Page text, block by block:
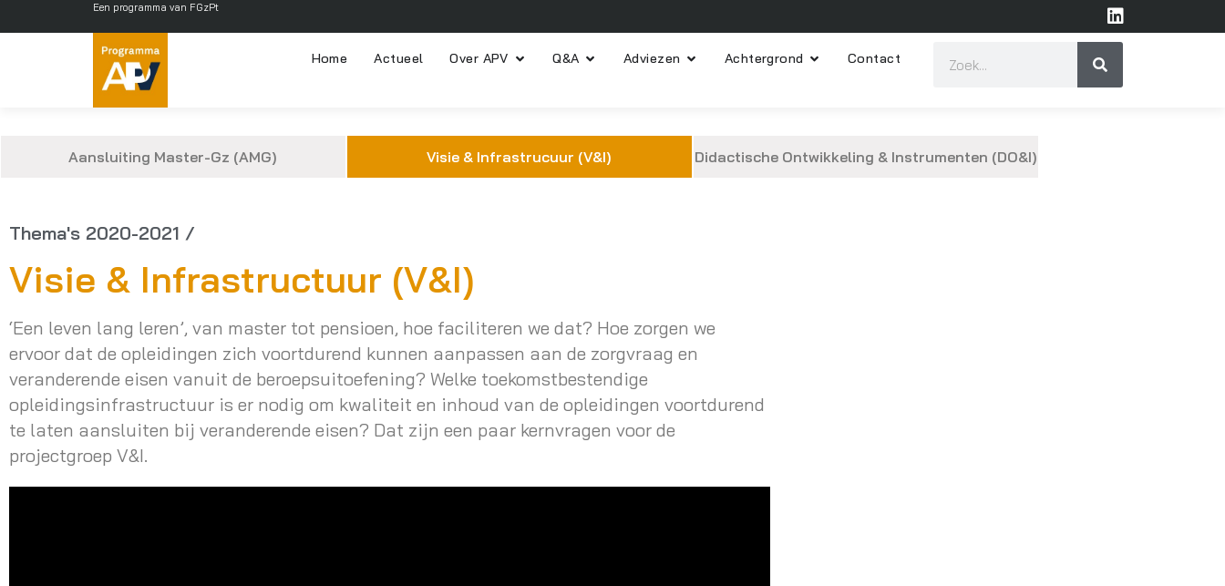
Een programma van FGzPt
Home Actueel Over APV Q&A Adviezen Achtergrond Contact
Aansluiting Master-Gz (AMG) Visie & Infrastrucuur (V&I) Didactische Ontwikkeling & Instrumenten (DO&I)
Thema's 2020-2021 /
Visie & Infrastructuur (V&I)
‘Een leven lang leren’, van master tot pensioen, hoe faciliteren we dat? Hoe zorgen we
ervoor dat de opleidingen zich voortdurend kunnen aanpassen aan de zorgvraag en
veranderende eisen vanuit de beroepsuitoefening? Welke toekomstbestendige
opleidingsinfrastructuur is er nodig om kwaliteit en inhoud van de opleidingen voortdurend
te laten aansluiten bij veranderende eisen? Dat zijn een paar kernvragen voor de
projectgroep V&I.